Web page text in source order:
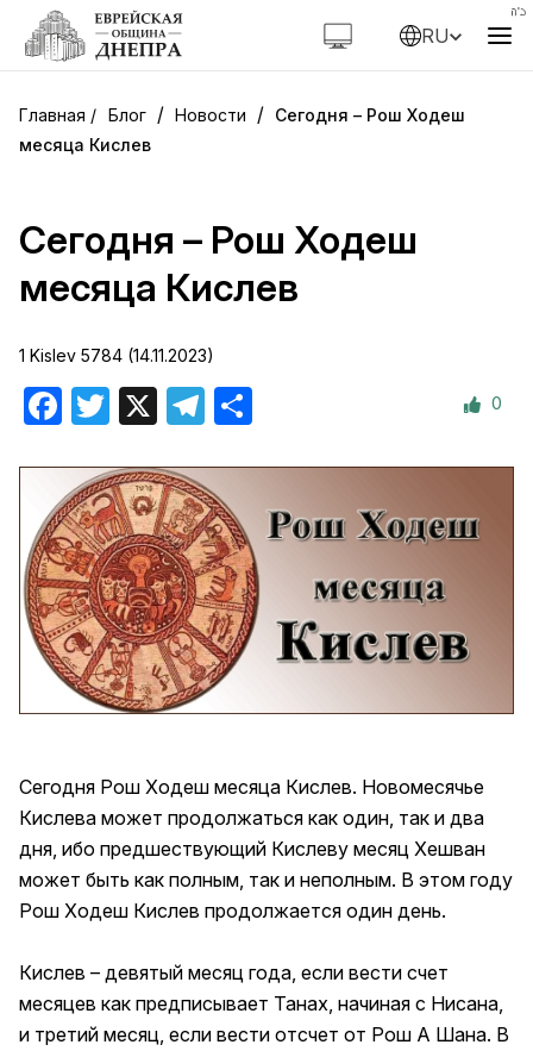
RU
Блог / Новости / Сегодня – Рош Ходеш
месяца Кислев
Сегодня – Рош Ходеш
месяца Кислев
1 Kislev 5784 (14.11.2023)
Facebook
Twitter Telegram 0
Сегодня Рош Ходеш месяца Кислев. Новомесячье
Кислева может продолжаться как один, так и два
дня, ибо предшествующий Кислеву месяц Хешван
может быть как полным, так и неполным. В этом году
Рош Ходеш Кислев продолжается один день.
Кислев – девятый месяц года, если вести счет
месяцев как предписывает Танах, начиная с Нисана,
и третий месяц, если вести отсчет от Рош А Шана. В